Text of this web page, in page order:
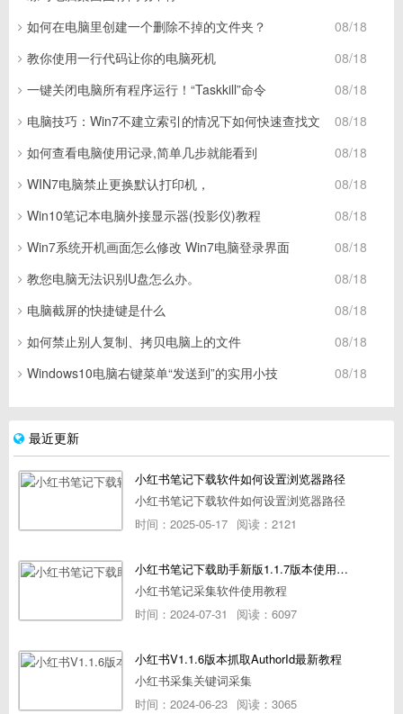
08/18
如何在电脑里创建一个删除不掉的文件夹？
08/18
教你使用一行代码让你的电脑死机
08/18
一键关闭电脑所有程序运行！“Taskkill”命令
08/18
电脑技巧：Win7不建立索引的情况下如何快速查找文
08/18
如何查看电脑使用记录,简单几步就能看到
08/18
WIN7电脑禁止更换默认打印机，
08/18
Win10笔记本电脑外接显示器(投影仪)教程
08/18
Win7系统开机画面怎么修改 Win7电脑登录界面
08/18
教您电脑无法识别U盘怎么办。
08/18
电脑截屏的快捷键是什么
08/18
如何禁止别人复制、拷贝电脑上的文件
08/18
Windows10电脑右键菜单“发送到”的实用小技
最近更新
小红书笔记下载软件如何设置浏览器路径
小红书笔记下载软件如何设置浏览器路径
时间：2025-05-17 阅读：2121
小红书笔记下载助手新版1.1.7版本使用教程
小红书笔记采集软件使用教程
时间：2024-07-31
阅读：6097
小红书V1.1.6版本抓取AuthorId最新教程
小红书采集关键词采集
时间：2024-06-23 阅读：3065